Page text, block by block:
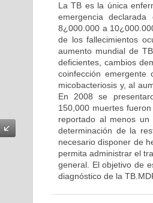
La TB es la única
emergencia
8¿000.000 a
de los fallecimientos
aumento mundial de
deficientes, cambios
coinfección
micobacteriosis y, al
En 2008 se
150,000 muertes
reportado al menos un
determinación de la
necesario disponer de
permita administrar el
general. El objetivo de
diagnóstico de la